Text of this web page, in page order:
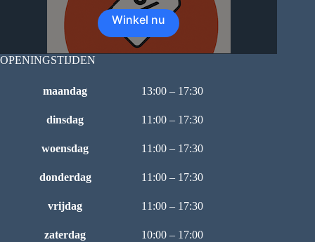
Winkel nu
OPENINGSTIJDEN
maandag 13:00 – 17:30
dinsdag 11:00 – 17:30
woensdag 11:00 – 17:30
donderdag 11:00 – 17:30
vrijdag 11:00 – 17:30
zaterdag 10:00 – 17:00